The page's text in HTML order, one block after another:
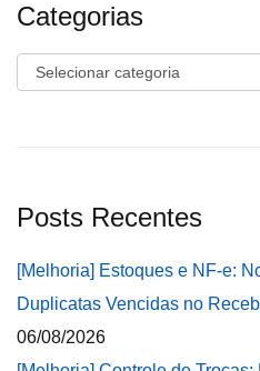
Categorias
Categorias
Posts Recentes
[Melhoria] Estoques e NF-e:
Duplicatas Vencidas no
06/08/2026